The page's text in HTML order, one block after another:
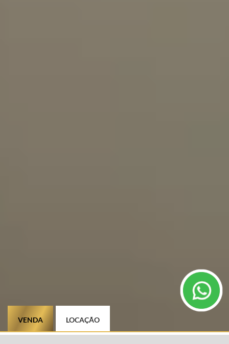
VENDA LOCAÇÃO